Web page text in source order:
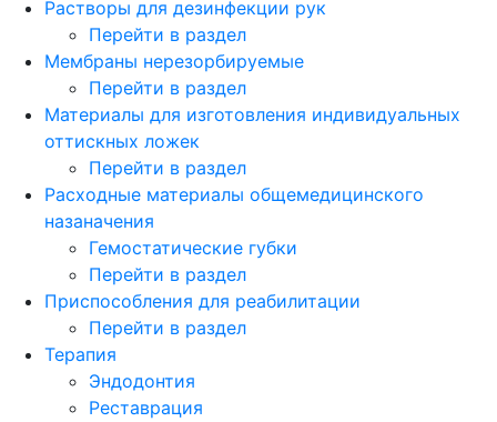
Растворы для дезинфекции рук
Перейти в раздел
Мембраны нерезорбируемые
Перейти в раздел
Материалы для изготовления индивидуальных
оттискных ложек
Перейти в раздел
Расходные материалы общемедицинского
назаначения
Гемостатические губки
Перейти в раздел
Приспособления для реабилитации
Перейти в раздел
Терапия
Эндодонтия
Реставрация